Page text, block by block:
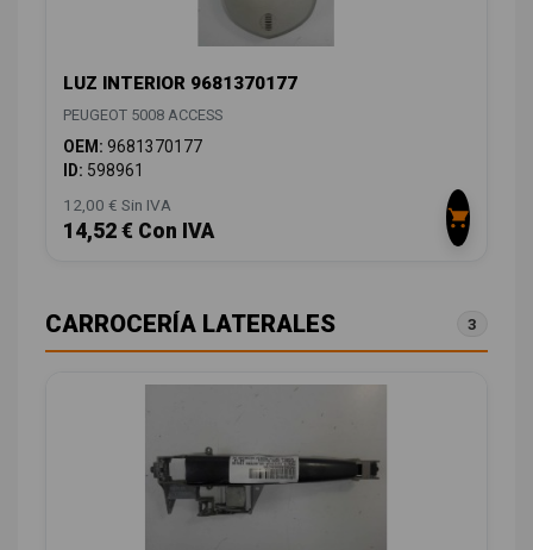
LUZ INTERIOR 9681370177
PEUGEOT 5008 ACCESS
OEM: 9681370177
ID: 598961
12,00 € Sin IVA
14,52 € Con IVA
CARROCERÍA LATERALES 3